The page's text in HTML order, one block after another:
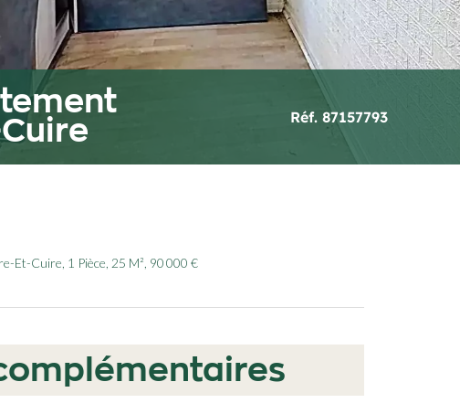
Réf. 87157793
Et-Cuire, 1 Pièce, 25 M², 90 000 €